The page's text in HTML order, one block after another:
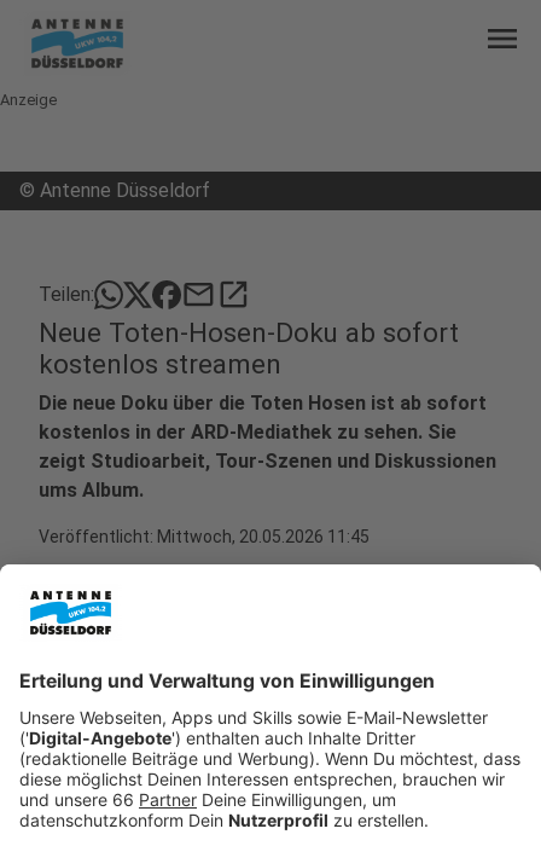
menu
Anzeige
© Antenne Düsseldorf
Teilen: mailopen_in_new
Neue Toten-Hosen-Doku ab sofort
kostenlos streamen
Die neue Doku über die Toten Hosen ist ab sofort
kostenlos in der ARD-Mediathek zu sehen. Sie
zeigt Studioarbeit, Tour-Szenen und Diskussionen
ums Album.
Veröffentlicht: Mittwoch, 20.05.2026 11:45
Anzeige
Für viele Toten Hosen-Fans in Düsseldorf gibt es jetzt
gute Nachrichten: Ab sofort ist eine neue
Dokumentation über dieToten Hosen kostenlos in der
ARD-Mediathek abrufbar. Die Doku begleitet die Band
bei der Entstehung ihres letzten regulären
Studioalbums und gibt dabei persönliche Einblicke in